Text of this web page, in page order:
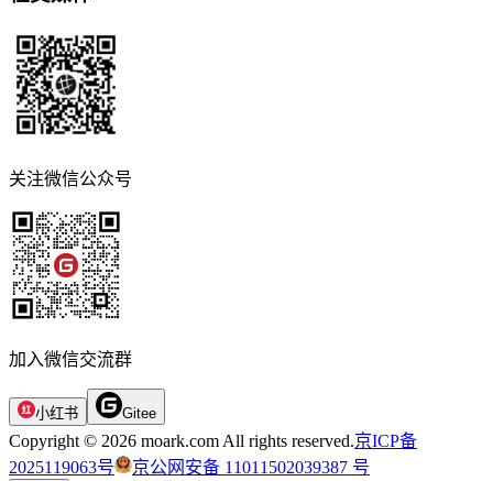
关注微信公众号
加入微信交流群
小红书 Gitee
Copyright © 2026 moark.com All rights reserved.京ICP备
2025119063号
京公网安备 11011502039387 号